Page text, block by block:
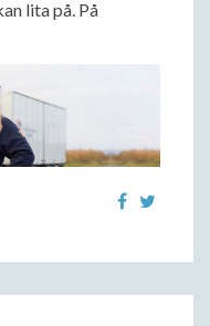
lita på. På